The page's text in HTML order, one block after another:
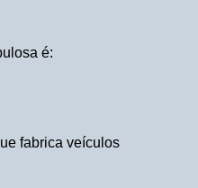
é:
fabrica veículos